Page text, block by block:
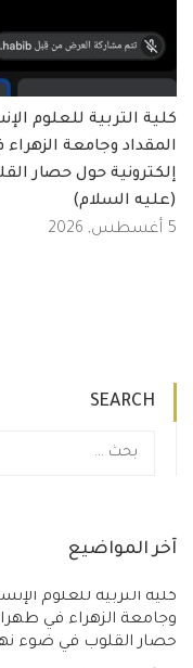
كلية التربية للعلوم
المقداد وجامعة
إلكترونية حول حصار
(عليه السلام)
5 أغسطس, 2026
SEARCH
آخر المواضيع
كلية التربية للعلوم
وجامعة الزهراء في
حصار القلوب في ضوء